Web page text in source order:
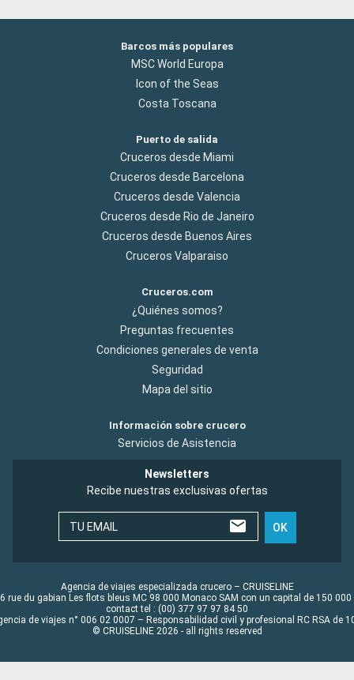
Barcos más populares
MSC World Europa
Icon of the Seas
Costa Toscana
Puerto de salida
Cruceros desde Miami
Cruceros desde Barcelona
Cruceros desde Valencia
Cruceros desde Rio de Janeiro
Cruceros desde Buenos Aires
Cruceros Valparaiso
Cruceros.com
¿Quiénes somos?
Preguntas frecuentes
Condiciones generales de venta
Seguridad
Mapa del sitio
Información sobre crucero
Servicios de Asistencia
Newsletters
Recibe nuestras exclusivas ofertas
TU EMAIL OK
Agencia de viajes especializada crucero – CRUISELINE
rue du gabian Les flots bleus MC 98 000 Monaco SAM con un capital de 150 000
contact tel : (00) 377 97 97 84 50
de viajes n° 006 02 0007 – Responsabilidad civil y profesional RC RSA de
© CRUISELINE 2026 - all rights reserved